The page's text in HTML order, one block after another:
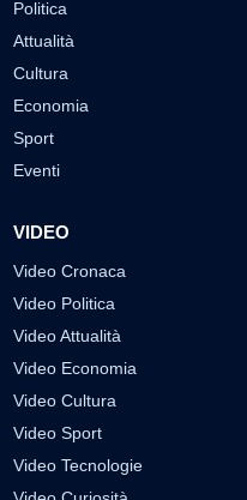
Politica
Attualità
Cultura
Economia
Sport
Eventi
VIDEO
Video Cronaca
Video Politica
Video Attualità
Video Economia
Video Cultura
Video Sport
Video Tecnologie